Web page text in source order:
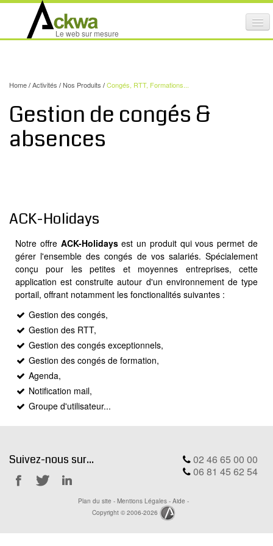
le
Le web sur mesure
MAINTENANCE DE SITES INTERNET
PARTENAIRES
MODX
BLOG
Rechercher
Home/Activités /Nos Produits /Congés, RTT, Formations...
Gestion de congés &
absences
ACK-Holidays
Notre offre ACK-Holidaysest un produit qui vous permet de
gérer l'ensemble des congés de vos salariés. Spécialement
conçu pour les petites et moyennes entreprises, cette
application est construite autour d'un environnement de type
portail, offrant notamment les fonctionalités suivantes :
Gestion des congés,
Gestion des RTT,
Gestion des congés exceptionnels,
Gestion des congés de formation,
Agenda,
Notification mail,
Groupe d'utilisateur...
02 46 65 00 00
06 81 45 62 54
Suivez-nous sur...
Notre
Linkedin
Plan du site - Mentions Légales - Aide -
Copyright © 2006-2026
Ackwa.fr